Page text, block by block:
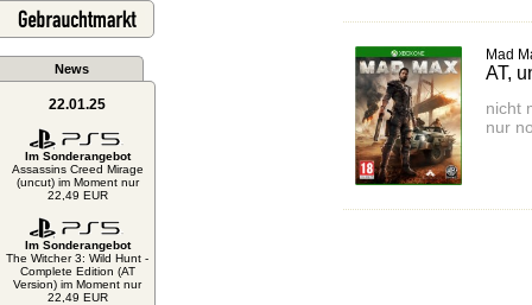
News
22.01.25
Im Sonderangebot
Assassins Creed Mirage
(uncut) im Moment nur
22,49 EUR
Im Sonderangebot
The Witcher 3: Wild Hunt -
Complete Edition (AT
Version) im Moment nur
22,49 EUR
Mad
AT,
nicht
nur